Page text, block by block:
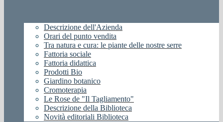
Descrizione dell'Azienda
Orari del punto vendita
Tra natura e cura: le piante delle nostre serre
Fattoria sociale
Fattoria didattica
Prodotti Bio
Giardino botanico
Cromoterapia
Le Rose de "Il Tagliamento"
Descrizione della Biblioteca
Novità editoriali Biblioteca